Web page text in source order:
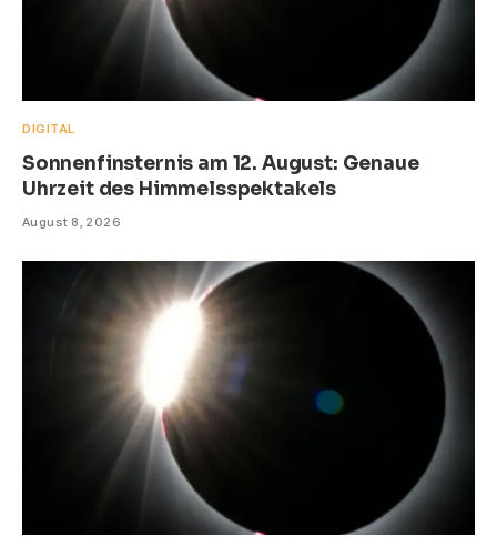
DIGITAL
Sonnenfinsternis am 12. August: Genaue
Uhrzeit des Himmelsspektakels
August 8, 2026